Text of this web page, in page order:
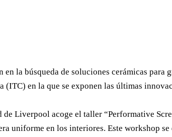
la búsqueda de soluciones cerámicas
en la que se exponen las últimas
Liverpool acoge el taller “Performative
uniforme en los interiores. Este workshop